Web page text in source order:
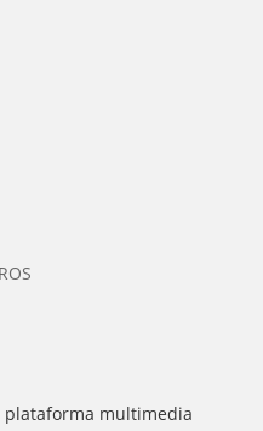
plataforma multimedia